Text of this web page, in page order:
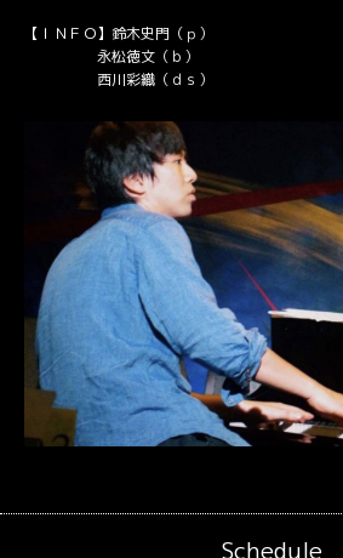
【ＩＮＦＯ】鈴木史門（ｐ）
永松徳文（ｂ）
西川彩織（ｄｓ）
Schedule